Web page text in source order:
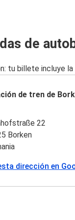
de
tu billete incluye
de tren de
22
Borken
dirección en